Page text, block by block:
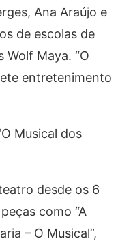
Ana Araújo e
de escolas de
Wolf Maya. “O
entretenimento
Musical dos
desde os 6
como “A
– O Musical”,